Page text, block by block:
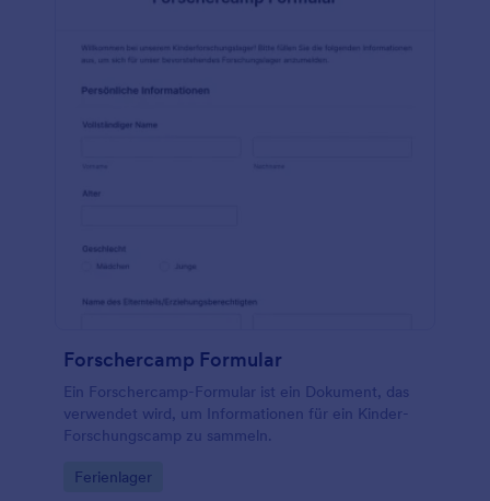
Forschercamp Formular
Ein Forschercamp-Formular ist ein Dokument, das
verwendet wird, um Informationen für ein Kinder-
Forschungscamp zu sammeln.
Go to Category:
Ferienlager